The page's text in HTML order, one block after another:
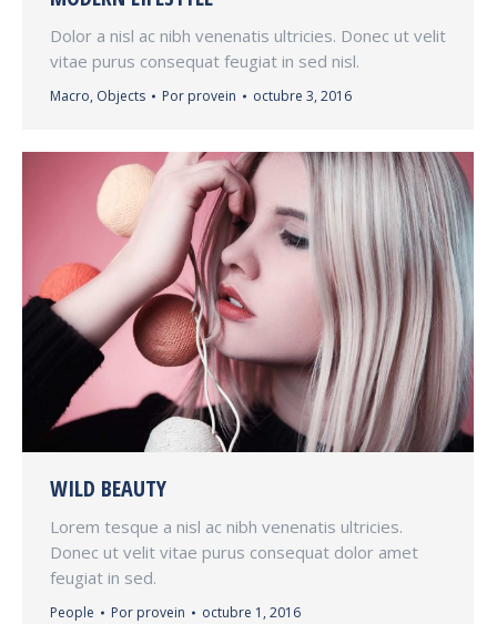
Dolor a nisl ac nibh venenatis ultricies. Donec ut velit
vitae purus consequat feugiat in sed nisl.
Macro, Objects Por provein octubre 3, 2016
WILD BEAUTY
Lorem tesque a nisl ac nibh venenatis ultricies.
Donec ut velit vitae purus consequat dolor amet
feugiat in sed.
People Por provein octubre 1, 2016